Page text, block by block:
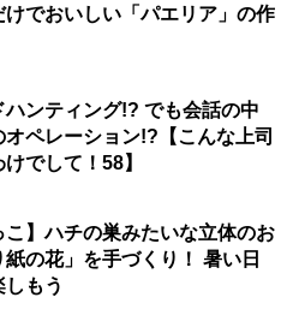
けでおいしい「パエリア」の作
ハンティング!? でも会話の中
ペレーション!?【こんな上司
けでして！58】
こ】ハチの巣みたいな立体のお
の花」を手づくり！ 暑い日
もう